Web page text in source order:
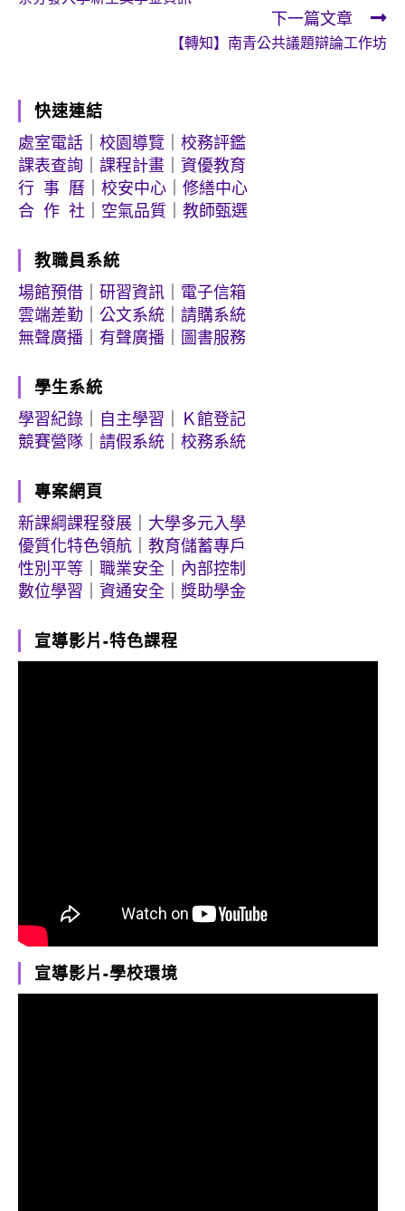
articles
下一篇文章
【轉知】南青公共議題辯論工作坊
快速連結
處室電話
校園導覽
校務評鑑
課表查詢
課程計畫
資優教育
行 事 曆
校安中心
修繕中心
合 作 社
空氣品質 教師甄選
教職員系統
場館預借
研習資訊
電子信箱
雲端差勤
公文系統
請購系統
無聲廣播
有聲廣播 圖書服務
學生系統
學習紀錄
自主學習
Ｋ館登記
競賽營隊
請假系統 校務系統
專案網頁
新課綱課程發展
大學多元入學
優質化特色領航
教育儲蓄專戶
性別平等
職業安全
內部控制
數位學習
資通安全 獎助學金
宣導影片-特色課程
宣導影片-學校環境